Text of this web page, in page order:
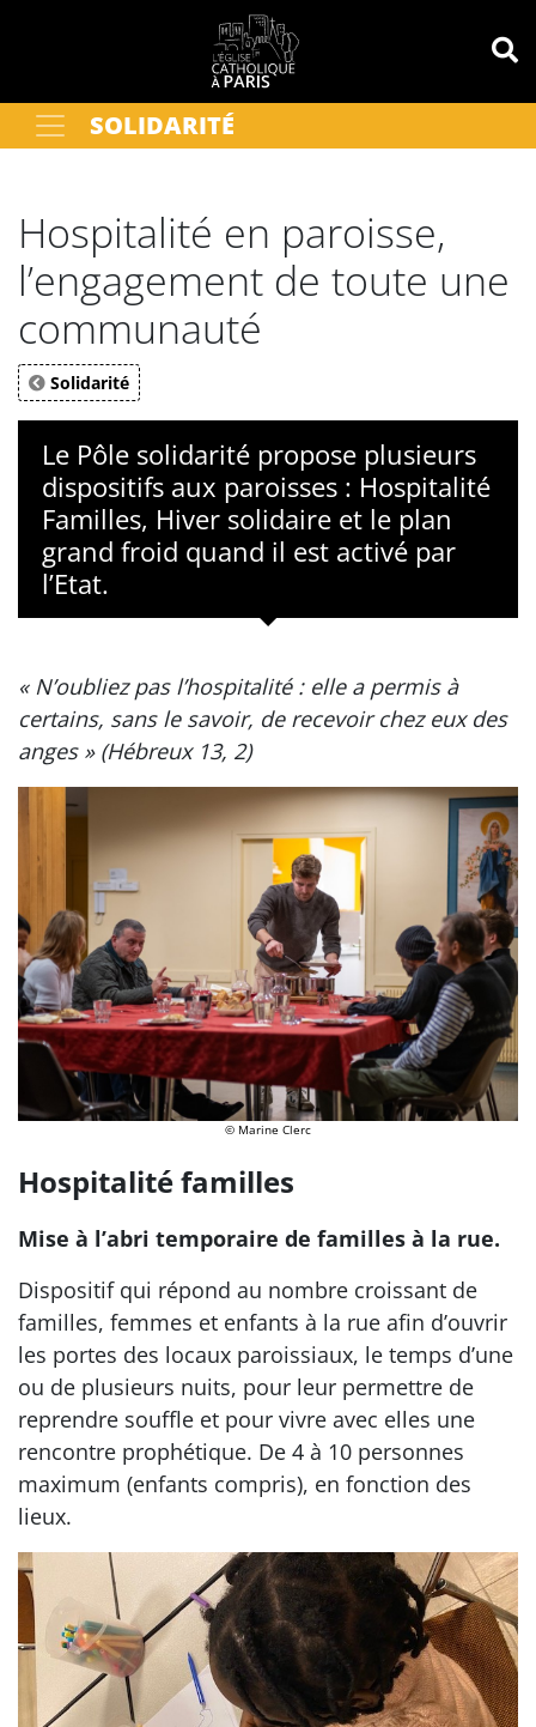
Votre rechercheSOLIDARITÉ
Hospitalité en paroisse,
l’engagement de toute une
communauté
Solidarité
Le Pôle solidarité propose plusieurs
dispositifs aux paroisses : Hospitalité
Familles, Hiver solidaire et le plan
grand froid quand il est activé par
l’Etat.
« N’oubliez pas l’hospitalité : elle a permis à
certains, sans le savoir, de recevoir chez eux des
anges » (Hébreux 13, 2)
© Marine Clerc
Hospitalité familles
Mise à l’abri temporaire de familles à la rue.
Dispositif qui répond au nombre croissant de
familles, femmes et enfants à la rue afin d’ouvrir
les portes des locaux paroissiaux, le temps d’une
ou de plusieurs nuits, pour leur permettre de
reprendre souffle et pour vivre avec elles une
rencontre prophétique. De 4 à 10 personnes
maximum (enfants compris), en fonction des
lieux.
Panneau de gestion des cookies